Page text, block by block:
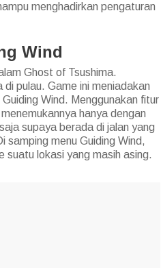
menghadirkan pengaturan
Wind
Ghost of Tsushima.
di pulau. Game ini meniadakan
Wind. Menggunakan fitur
hanya dengan
supaya berada di jalan yang
samping menu Guiding Wind,
suatu lokasi yang masih asing.